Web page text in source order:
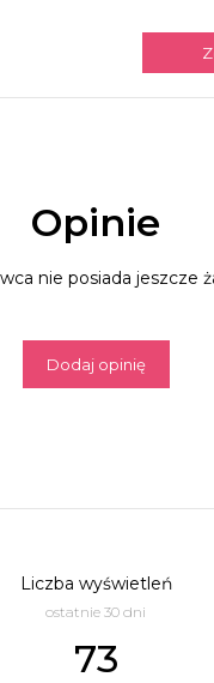
Opinie
nie posiada jeszcze
Dodaj opinię
Liczba wyświetleń
ostatnie 30 dni
73